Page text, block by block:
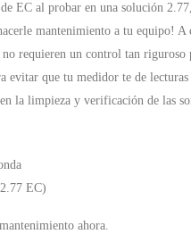
EC al probar en una solución
mantenimiento a tu equipo! A
requieren un control tan riguroso
evitar que tu medidor te de lecturas
la limpieza y verificación de las
EC)
ahora.